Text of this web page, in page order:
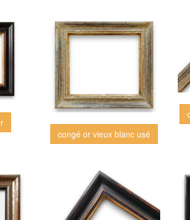
congé or vieux blanc usé